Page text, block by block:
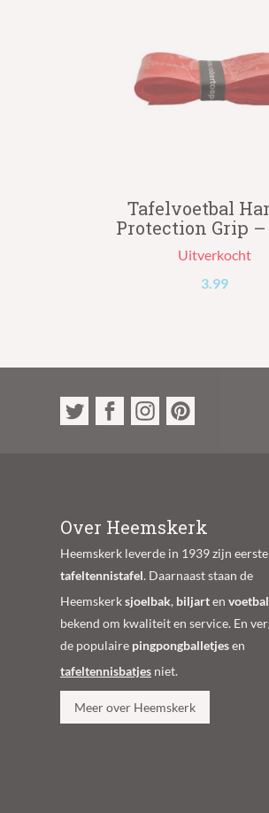
Tafelvoetbal
Protection Grip –
Uitverkocht
3.99
Over Heemskerk
Heemskerk leverde in 1939 zijn eerste
tafeltennistafel. Daarnaast staan de
Heemskerksjoelbak, biljarten
bekend om kwaliteit en service. En
de populaire pingpongballetjesen
tafeltennisbatjes niet.
Meer over Heemskerk